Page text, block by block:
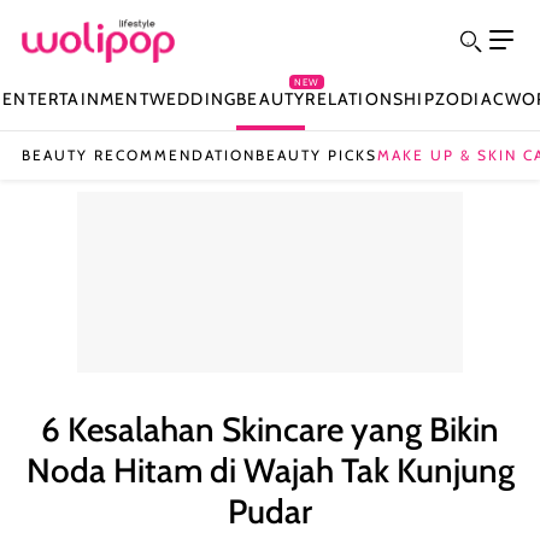
ENTERTAINMENTWEDDINGBEAUTY
NEW
RELATIONSHIPZODIAC
BEAUTY RECOMMENDATION BEAUTY PICKSMAKE UP & SKIN
6 Kesalahan Skincare yang Bikin
Noda Hitam di Wajah Tak Kunjung
Pudar